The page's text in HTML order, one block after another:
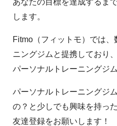
あなたの目標を達成するま
します。
Fitmo（フィットモ）では
ニングジムと提携しており
パーソナルトレーニングジ
パーソナルトレーニングジ
の？と少しでも興味を持っ
友達登録をお願いします！